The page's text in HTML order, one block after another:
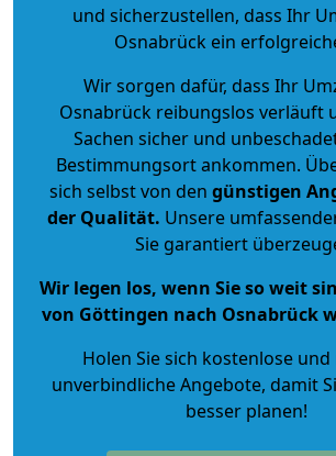
und sicherzustellen, dass Ihr
Osnabrück ein
Wir sorgen dafür, dass Ihr
Osnabrück reibungslos verläuft
Sachen sicher und
Bestimmungsort ankommen.
sich selbst von den günstigen
der Qualität. Unsere
Sie garantiert
Wir legen los, wenn Sie so weit
von Göttingen nach Osnabrück
Holen Sie sich kostenlose
unverbindliche Angebote, damit
besser planen!